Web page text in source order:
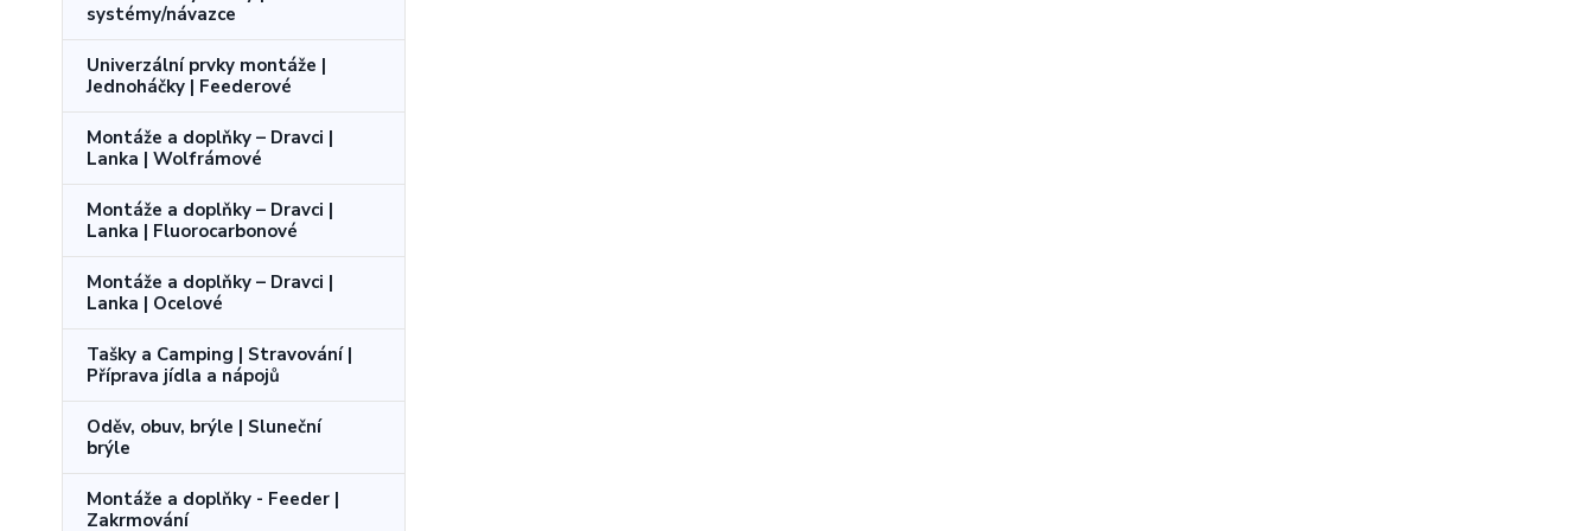
systémy/návazce
Univerzální prvky montáže |
Jednoháčky | Feederové
Montáže a doplňky – Dravci |
Lanka | Wolfrámové
Montáže a doplňky – Dravci |
Lanka | Fluorocarbonové
Montáže a doplňky – Dravci |
Lanka | Ocelové
Tašky a Camping | Stravování |
Příprava jídla a nápojů
Oděv, obuv, brýle | Sluneční
brýle
Montáže a doplňky - Feeder |
Zakrmování